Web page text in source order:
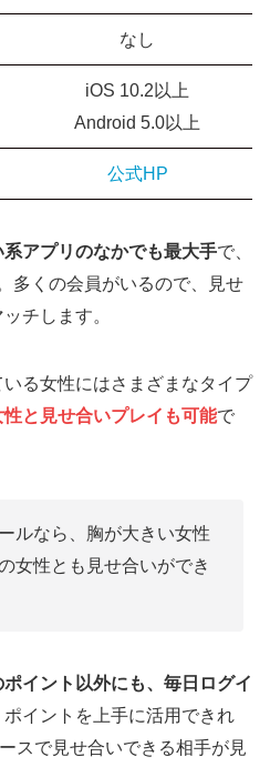
なし
iOS 10.2以上
Android 5.0以上
公式HP
アプリのなかでも最大手で、
多くの会員がいるので、見せ
チします。
る女性にはさまざまなタイプ
と見せ合いプレイ も可能で
ルなら、胸が大きい女性
女性とも見せ合いができ
イント以外にも、毎日ログイ
ポイントを上手に活用できれ
スで見せ合いできる相手が見